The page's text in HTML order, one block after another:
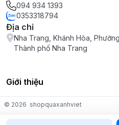
094 934 1393
0353318794
Địa chỉ
Nha Trang, Khánh Hòa,
Thành phố Nha Trang
Giới thiệu
© 2026 shopquaxanhviet